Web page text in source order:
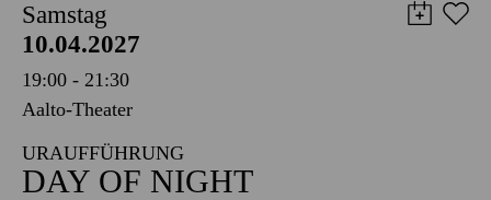
Samstag
10.04.2027
19:00 - 21:30
Aalto-Theater
URAUFFÜHRUNG
DAY OF NIGHT